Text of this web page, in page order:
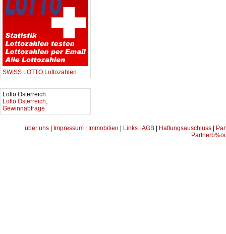
SWISS LOTTO Lottozahlen
Lotto Österreich
Lotto Österreich,
Gewinnabfrage
über uns Impressum Immobilien Links AGB Haftungsauschluss